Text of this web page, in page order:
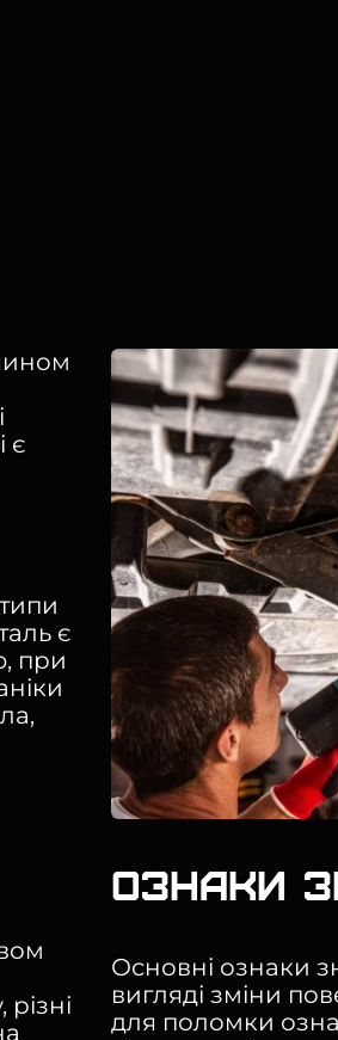
є
є
при
Ознаки
Основні ознаки
вигляді зміни
для поломки